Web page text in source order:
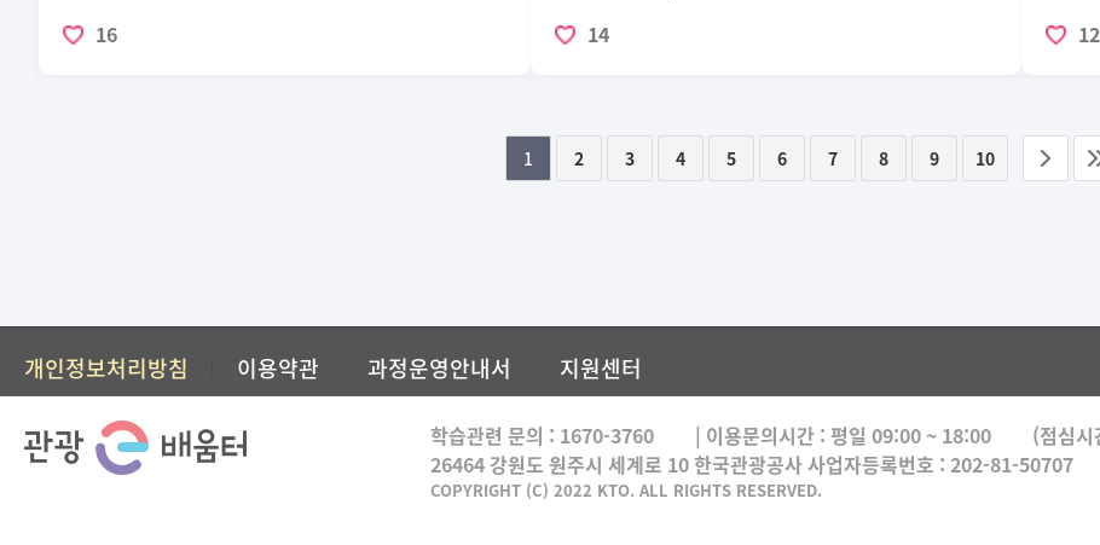
16 14 12
1 2 3 4 5 6 7 8 9
10
이전
개인정보처리방침 이용약관 과정운영안내서 지원센터
학습관련 문의 : 1670-3760 | 이용문의시간 : 평일 09:00 ~ 18:00
(점심
26464 강원도 원주시 세계로 10 한국관광공사 사업자등록번호 : 202-81-50707
COPYRIGHT (C) 2022 KTO. ALL RIGHTS RESERVED.